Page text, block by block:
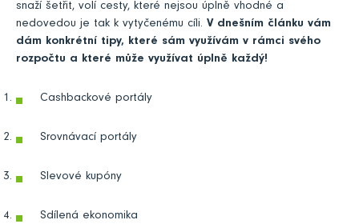
snaží šetřit, volí cesty, které nejsou úplně vhodné a
nedovedou je tak k vytyčenému cíli. V dnešním článku vám
dám konkrétní tipy, které sám využívám v rámci svého
rozpočtu a které může využívat úplně každý!
Cashbackové portály
Srovnávací portály
Slevové kupóny
Sdílená ekonomika